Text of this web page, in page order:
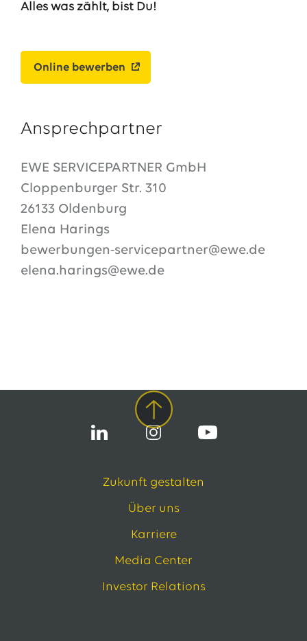
Alles was zählt, bist Du!
Online bewerben
Ansprechpartner
EWE SERVICEPARTNER GmbH
Cloppenburger Str. 310
26133 Oldenburg
Elena Harings
bewerbungen-servicepartner@ewe.de
elena.harings@ewe.de
Zukunft gestalten
Über uns
Karriere
Media Center
Investor Relations